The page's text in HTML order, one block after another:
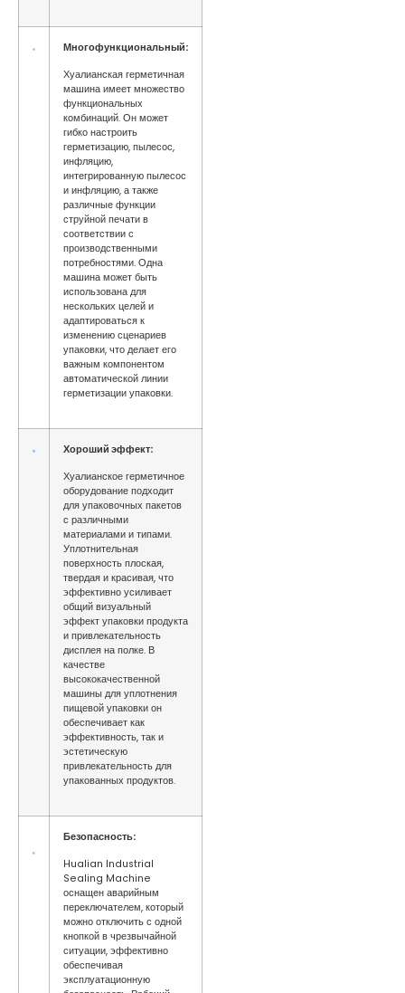
Многофункциональный:
Хуалианская герметичная
машина имеет множество
функциональных
комбинаций. Он может
гибко настроить
герметизацию, пылесос,
инфляцию,
интегрированную пылесос
и инфляцию, а также
различные функции
струйной печати в
соответствии с
производственными
потребностями. Одна
машина может быть
использована для
нескольких целей и
адаптироваться к
изменению сценариев
упаковки, что делает его
важным компонентом
автоматической линии
герметизации упаковки.
Хороший эффект:
Хуалианское герметичное
оборудование подходит
для упаковочных пакетов
с различными
материалами и типами.
Уплотнительная
поверхность плоская,
твердая и красивая, что
эффективно усиливает
общий визуальный
эффект упаковки продукта
и привлекательность
дисплея на полке. В
качестве
высококачественной
машины для уплотнения
пищевой упаковки он
обеспечивает как
эффективность, так и
эстетическую
привлекательность для
упакованных продуктов.
Безопасность:
Hualian Industrial
Sealing Machine
оснащен аварийным
переключателем, который
можно отключить с одной
кнопкой в ​​чрезвычайной
ситуации, эффективно
обеспечивая
эксплуатационную